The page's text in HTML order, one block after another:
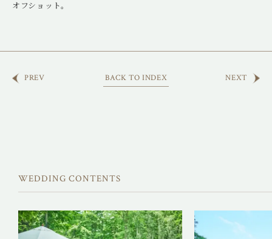
オフショット。
PREV BACK TO INDEX NEXT
WEDDING CONTENTS